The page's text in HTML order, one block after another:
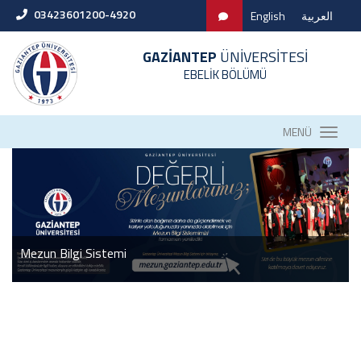
03423601200-4920 English العربية
GAZİANTEP ÜNİVERSİTESİ
EBELİK BÖLÜMÜ
MENÜ
Mezun Bilgi Sistemi